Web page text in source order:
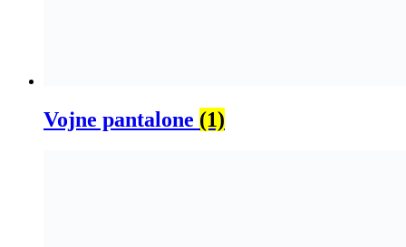
Vojne pantalone (1)